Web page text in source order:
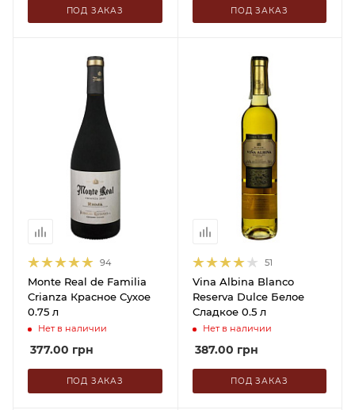
ПОД ЗАКАЗ ПОД ЗАКАЗ
94
Monte Real de Familia
Crianza Красное Сухое
0.75 л
Нет в наличии
377.00 грн
ПОД ЗАКАЗ
51
Vina Albina Blanco
Reserva Dulce Белое
Сладкое 0.5 л
Нет в наличии
387.00 грн
ПОД ЗАКАЗ